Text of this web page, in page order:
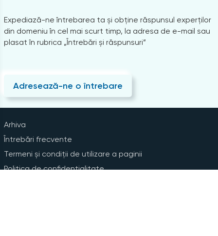
Expediază-ne întrebarea ta și obține răspunsul experților
din domeniu în cel mai scurt timp, la adresa de e-mail sau
plasat în rubrica „Întrebări și răspunsuri”
Adresează-ne o întrebare
Arhiva
Întrebări frecvente
Termeni și condiții de utilizare a paginii
Politica de confidențialitate